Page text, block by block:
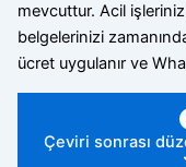
mevcuttur. Acil
belgelerinizi
ücret uygulanır ve
Çeviri sonrası